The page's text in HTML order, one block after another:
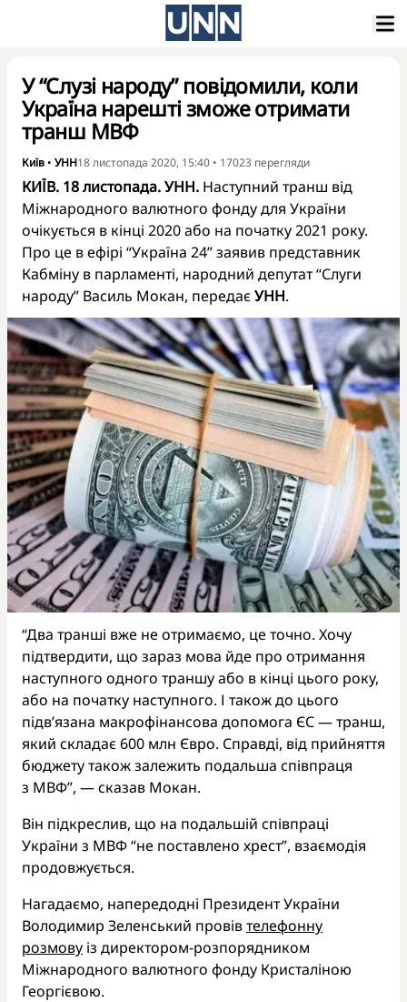
У “Слузі народу” повідомили, коли
Україна нарешті зможе отримати
транш МВФ
Київ • УНН18 листопада 2020, 15:40 • 17023 перегляди
КИЇВ. 18 листопада. УНН. Наступний транш від
Міжнародного валютного фонду для України
очікується в кінці 2020 або на початку 2021 року.
Про це в ефірі “Україна 24” заявив представник
Кабміну в парламенті, народний депутат “Слуги
народу” Василь Мокан, передає УНН.
“Два транші вже не отримаємо, це точно. Хочу
підтвердити, що зараз мова йде про отримання
наступного одного траншу або в кінці цього року,
або на початку наступного. І також до цього
підв’язана макрофінансова допомога ЄС — транш,
який складає 600 млн Євро. Справді, від прийняття
бюджету також залежить подальша співпраця
з МВФ”, — сказав Мокан.
Він підкреслив, що на подальшій співпраці
України з МВФ “не поставлено хрест”, взаємодія
продовжується.
Нагадаємо, напередодні Президент України
Володимир Зеленський провівтелефонну
розмову із директором-розпорядником
Міжнародного валютного фонду Кристаліною
Георгієвою.